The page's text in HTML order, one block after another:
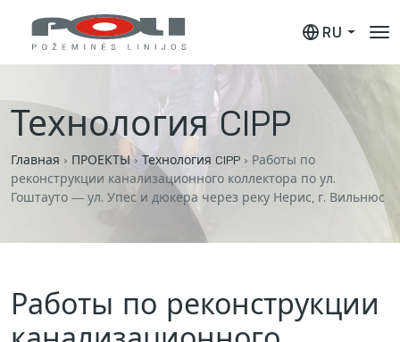
RU
Технология CIPP
Главная › ПРОЕКТЫ› Технология CIPP › Работы по
реконструкции канализационного коллектора по ул.
Гоштауто — ул. Упес и дюкера через реку Нерис, г. Вильнюс
Работы по реконструкции